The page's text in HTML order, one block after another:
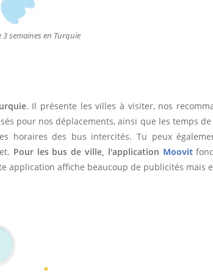
semaines en Turquie
. Il présente les villes à visiter, nos
pour nos déplacements, ainsi que les temps
horaires des bus intercités. Tu peux
Pour les bus de ville, l'application Moovit
application affiche beaucoup de publicités mais